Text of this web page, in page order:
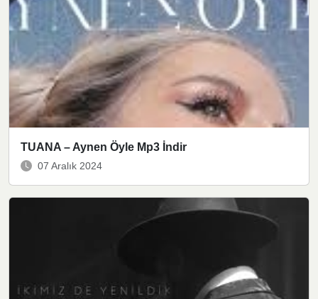
TUANA – Aynen Öyle Mp3 İndir
07 Aralık 2024